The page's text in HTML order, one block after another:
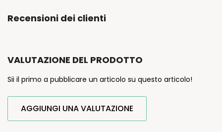
Recensioni dei clienti
VALUTAZIONE DEL PRODOTTO
Sii il primo a pubblicare un articolo su questo articolo!
AGGIUNGI UNA VALUTAZIONE